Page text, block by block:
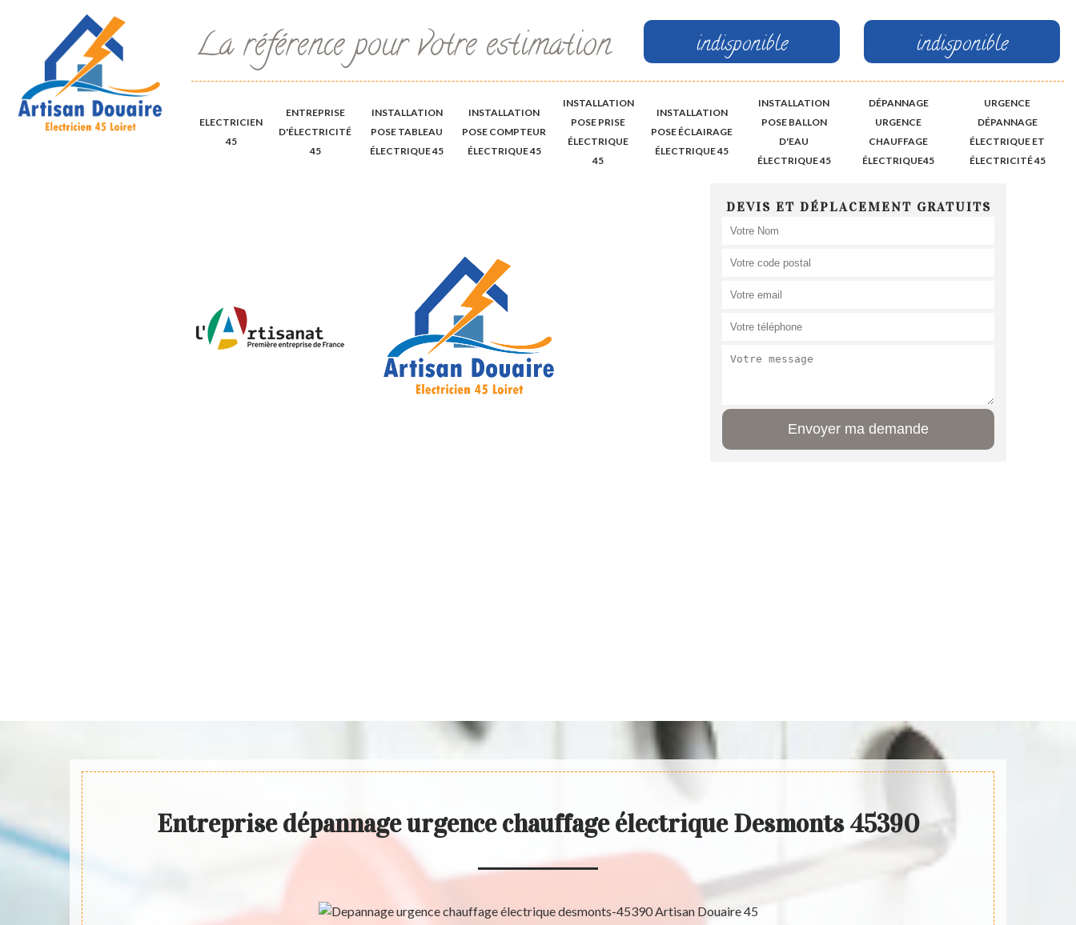
La référence pour votre estimation indisponible indisponible
ELECTRICIEN
45
ENTREPRISE
D'ÉLECTRICITÉ
45
INSTALLATION
POSE TABLEAU
ÉLECTRIQUE 45
INSTALLATION
POSE COMPTEUR
ÉLECTRIQUE 45
INSTALLATION
POSE PRISE
ÉLECTRIQUE
45
INSTALLATION
POSE ÉCLAIRAGE
ÉLECTRIQUE 45
INSTALLATION
POSE BALLON
D'EAU
ÉLECTRIQUE 45
DÉPANNAGE
URGENCE
CHAUFFAGE
ÉLECTRIQUE45
URGENCE
DÉPANNAGE
ÉLECTRIQUE ET
ÉLECTRICITÉ 45
DEVIS ET DÉPLACEMENT GRATUITS
Entreprise dépannage urgence chauffage électrique Desmonts 45390